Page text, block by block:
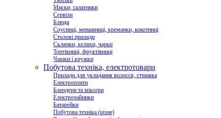
Миски, салатники
Сервізи
Блюда
Соусниці, менажниці, креманки, кокотниці
Столові прилади
Склянки, келихи, чарки
Тортівниці, фруктівниці
Чашки і кружки
Побутова техніка, електротовари
Прилади для укладання волосся, стрижка
Електроплити
Блендери та міксери
Електрочайники
Батарейки
Побутова техніка (різне)